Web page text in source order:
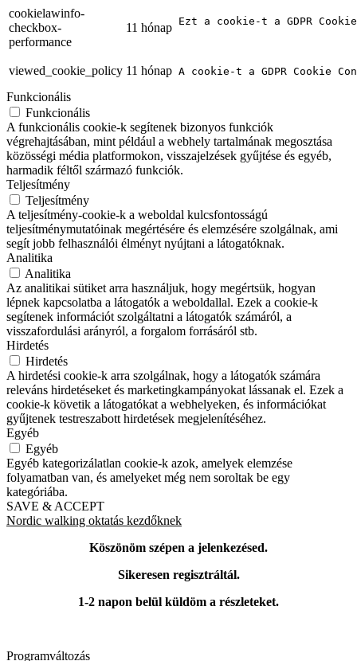
cookielawinfo-
checkbox-
performance
11 hónap Ezt a cookie-t a GDPR
viewed_cookie_policy 11 hónap A cookie-t a GDPR Cookie
Funkcionális
Funkcionális
A funkcionális cookie-k segítenek bizonyos funkciók
végrehajtásában, mint például a webhely tartalmának megosztása
közösségi média platformokon, visszajelzések gyűjtése és egyéb,
harmadik féltől származó funkciók.
Teljesítmény
Teljesítmény
A teljesítmény-cookie-k a weboldal kulcsfontosságú
teljesítménymutatóinak megértésére és elemzésére szolgálnak, ami
segít jobb felhasználói élményt nyújtani a látogatóknak.
Analitika
Analitika
Az analitikai sütiket arra használjuk, hogy megértsük, hogyan
lépnek kapcsolatba a látogatók a weboldallal. Ezek a cookie-k
segítenek információt szolgáltatni a látogatók számáról, a
visszafordulási arányról, a forgalom forrásáról stb.
Hirdetés
Hirdetés
A hirdetési cookie-k arra szolgálnak, hogy a látogatók számára
releváns hirdetéseket és marketingkampányokat lássanak el. Ezek a
cookie-k követik a látogatókat a webhelyeken, és információkat
gyűjtenek testreszabott hirdetések megjelenítéséhez.
Egyéb
Egyéb
Egyéb kategorizálatlan cookie-k azok, amelyek elemzése
folyamatban van, és amelyeket még nem soroltak be egy
kategóriába.
SAVE & ACCEPT
Nordic walking oktatás kezdőknek
Köszönöm szépen a jelenkezésed.
Sikeresen regisztráltál.
1-2 napon belül küldöm a részleteket.
Programváltozás